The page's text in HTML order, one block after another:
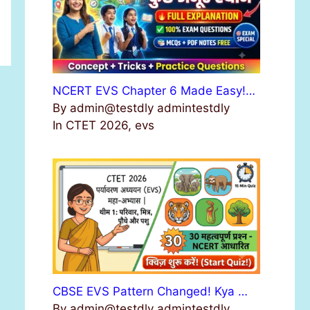
NCERT EVS Chapter 6 Made Easy!…
By admin@testdly admintestdly
In CTET 2026, evs
CBSE EVS Pattern Changed! Kya …